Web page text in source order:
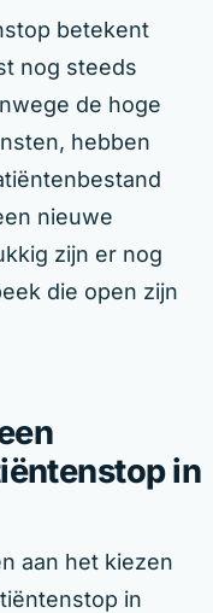
betekent
nog steeds
de hoge
hebben
nieuwe
zijn er nog
die open zijn
in
aan het kiezen
in